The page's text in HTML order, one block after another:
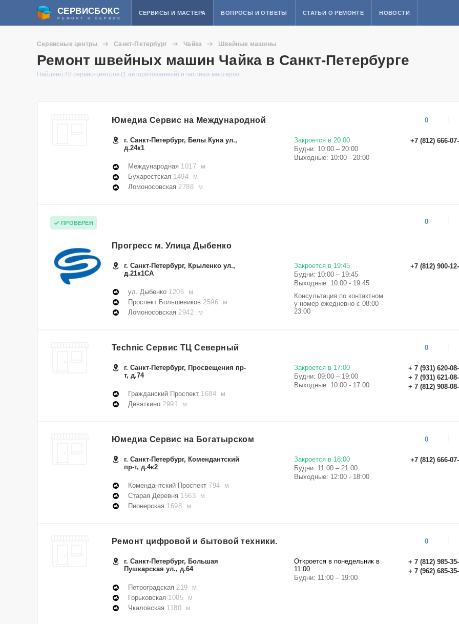
СЕРВИСБОКС
РЕМОНТ И СЕРВИС
СЕРВИСЫ И МАСТЕРА ВОПРОСЫ И ОТВЕТЫ СТАТЬИ О РЕМОНТЕ НОВОСТИ
Сервисные центры Санкт-Петербург Чайка Швейные машины
Ремонт швейных машин Чайка в Санкт-Петербурге
Найдено 48 сервис-центров (1 авторизованный) и частных мастеров
Юмедиа Сервис на Международной 0
г. Санкт-Петербург, Белы Куна ул.,
д.24к1
Международная 1017 м
Бухарестская 1494 м
Ломоносовская 2788 м
+7 (812) 666-
Закроется в 20:00
Будни: 10:00 – 20:00
Выходные: 10:00 - 20:00
ПРОВЕРЕН
Прогресс м. Улица Дыбенко
0
г. Санкт-Петербург, Крыленко ул.,
д.21к1СА
ул. Дыбенко 1206 м
Проспект Большевиков 2596 м
Ломоносовская 2942 м
+7 (812) 900-
Закроется в 19:45
Будни: 10:00 – 19:45
Выходные: 10:00 - 19:45
Консультация по контактном
у номер ежедневно с 08:00 -
23:00
Technic Сервис ТЦ Северный 0
г. Санкт-Петербург, Просвещения пр-
т, д.74
Гражданский Проспект 1684 м
Девяткино 2991 м
+ 7 (931) 620-
+ 7 (931) 621-
+ 7 (812) 908-
Закроется в 17:00
Будни: 09:00 – 19:00
Выходные: 10:00 - 17:00
Юмедиа Сервис на Богатырском 0
г. Санкт-Петербург, Комендантский
пр-т, д.4к2
Комендантский Проспект 794 м
Старая Деревня 1563 м
Пионерская 1698 м
+7 (812) 666-
Закроется в 18:00
Будни: 11:00 – 21:00
Выходные: 12:00 - 18:00
Ремонт цифровой и бытовой техники. 0
г. Санкт-Петербург, Большая
Пушкарская ул., д.64
Петроградская 219 м
Горьковская 1005 м
Чкаловская 1180 м
+ 7 (812) 985-
+ 7 (962) 685-
Откроется в понедельник в
11:00
Будни: 11:00 – 19:00